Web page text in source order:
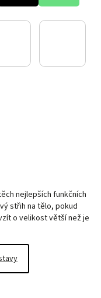
nejlepších funkčních
střih na tělo, pokud
o velikost větší než je